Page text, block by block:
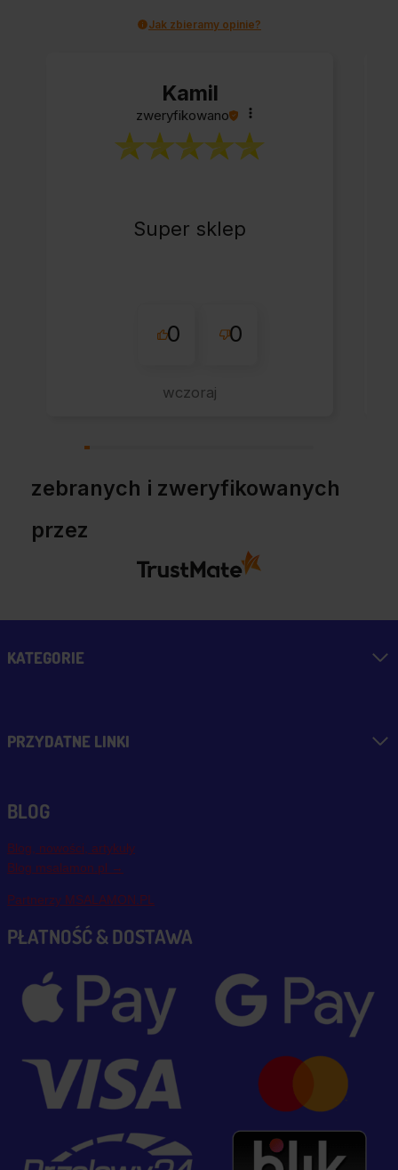
Jak zbieramy opinie?
Kamil
zweryfikowano
Super sklep
0 0
wczoraj
zebranych i zweryfikowanych
przez
KATEGORIE
PRZYDATNE LINKI
BLOG
Blog, nowości, artykuły
Blog msalamon.pl →
Partnerzy MSALAMON.PL
PŁATNOŚĆ & DOSTAWA